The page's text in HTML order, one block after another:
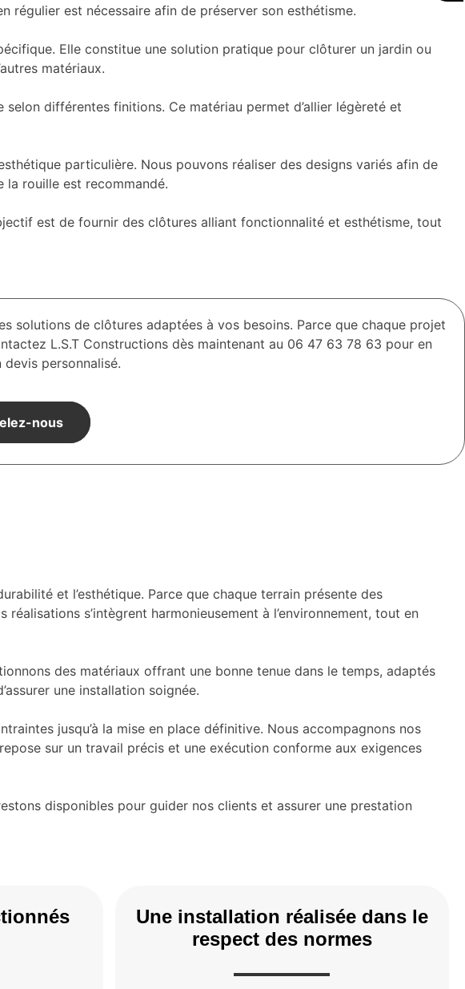
régulier est nécessaire afin de préserver son esthétisme.
Elle constitue une solution pratique pour clôturer un jardin ou
matériaux.
différentes finitions. Ce matériau permet d’allier légèreté et
particulière. Nous pouvons réaliser des designs variés afin de
la rouille est recommandé.
est de fournir des clôtures alliant fonctionnalité et esthétisme, tout
solutions de clôtures adaptées à vos besoins. Parce que chaque projet
L.S.T Constructions dès maintenant au 06 47 63 78 63 pour en
personnalisé.
nous
et l’esthétique. Parce que chaque terrain présente des
s’intègrent harmonieusement à l’environnement, tout en
des matériaux offrant une bonne tenue dans le temps, adaptés
une installation soignée.
jusqu’à la mise en place définitive. Nous accompagnons nos
sur un travail précis et une exécution conforme aux exigences
disponibles pour guider nos clients et assurer une prestation
Une installation réalisée dans le
respect des normes